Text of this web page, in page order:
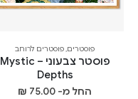
פוסטרים,פוסטרים לרוחב
פוסטר צבעוני – Mystic
Depths
החל מ- ₪ 75.00